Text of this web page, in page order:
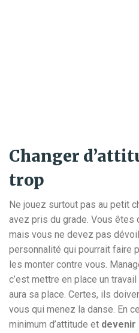
Changer
trop
Ne jouez surtout pas au petit
avez pris du grade. Vous êtes
mais vous ne devez pas
personnalité qui pourrait faire
les monter contre vous.
c’est mettre en place un
aura sa place. Certes, ils
vous qui menez la danse. En
minimum d’attitude et devenir